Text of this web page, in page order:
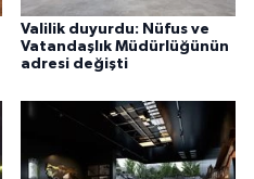
Valilik duyurdu: Nüfus ve
Vatandaşlık Müdürlüğünün
adresi değişti